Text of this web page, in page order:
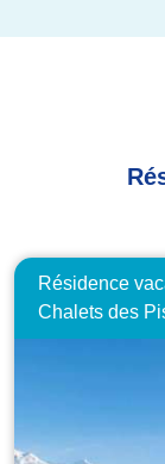
Résidence
Chalets des